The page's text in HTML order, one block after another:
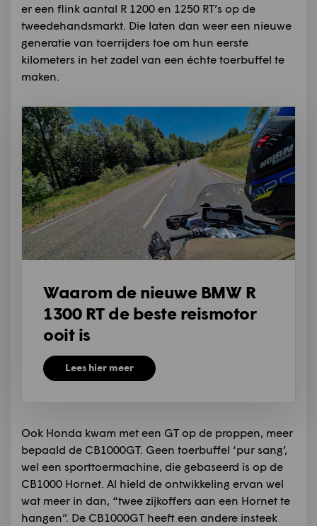
er een flink aantal R 1200 en 1250 RT’s op de
tweedehandsmarkt. Die laten dan weer een nieuwe
generatie van toerrijders toe om hun eerste
kilometers in het zadel van een échte toerbuffel te
maken.
Waarom de nieuwe BMW R
1300 RT de beste reismotor
ooit is
Lees hier meer
Ook Honda kwam met een GT op de proppen, meer
bepaald de CB1000GT. Geen toerbuffel ‘pur sang’,
wel een sporttoermachine, die gebaseerd is op de
CB1000 Hornet. Al hield de ontwikkeling ervan wel
wat meer in dan, “twee zijkoffers aan een Hornet te
hangen”. De CB1000GT heeft een andere insteek